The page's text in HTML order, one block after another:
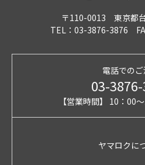
〒110-0013 東京都
TEL：03-3876-3876
電話での
03-
【営業時間】 10：00
ヤマロクに